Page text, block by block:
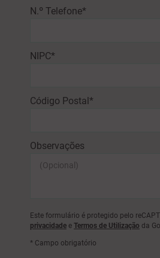
N.º Telefone*
NIPC*
Código Postal*
Observações
Este formulário é protegido pelo
privacidade e Termos de Utilização da
* Campo obrigatório